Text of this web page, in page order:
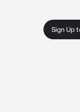
Sign Up